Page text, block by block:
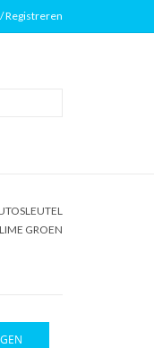
Registreren
GROEN